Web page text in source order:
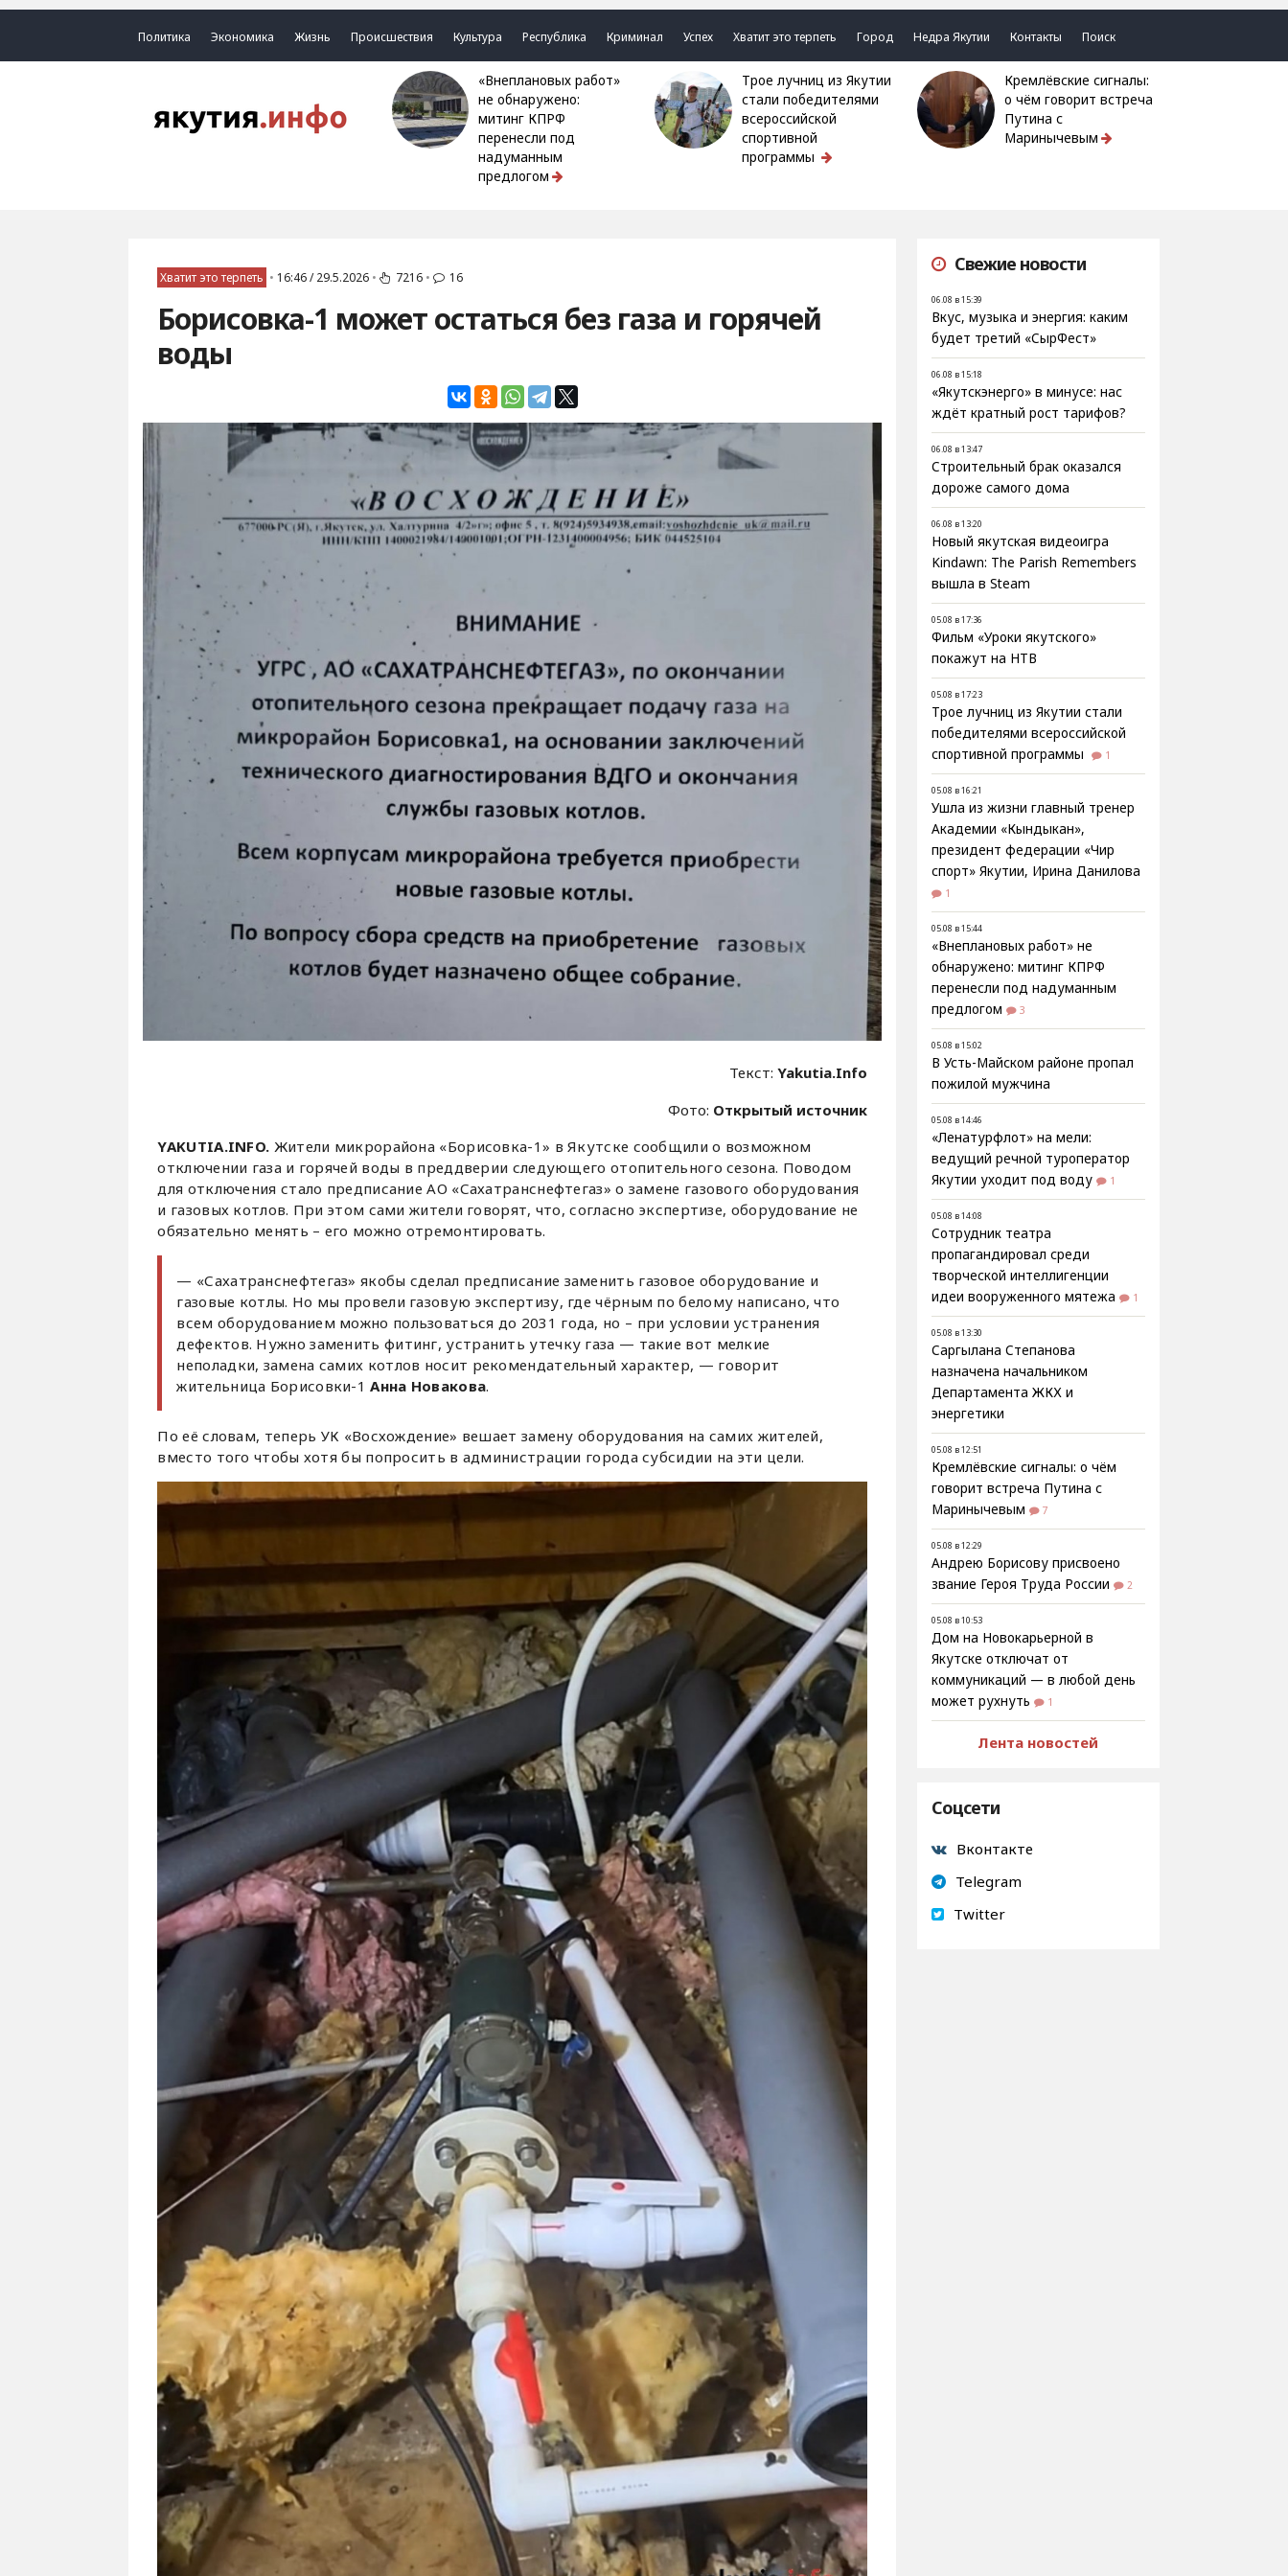
Политика Экономика Жизнь Происшествия Культура Республика Криминал Успех Хватит это терпеть Город Недра Якутии Контакты Поиск
«Внеплановых работ»
не обнаружено:
митинг КПРФ
перенесли под
надуманным
предлогом
Трое лучниц из Якутии
стали победителями
всероссийской
спортивной
программы
Кремлёвские сигналы:
о чём говорит встреча
Путина с
Маринычевым
Хватит это терпеть • 16:46 / 29.5.2026 • 7216 • 16
Борисовка-1 может остаться без газа и горячей
воды
Текст:Yakutia.Info
Фото: Открытый источник
YAKUTIA.INFO. Жители микрорайона «Борисовка-1» в Якутске сообщили о возможном
отключении газа и горячей воды в преддверии следующего отопительного сезона. Поводом
для отключения стало предписание АО «Сахатранснефтегаз» о замене газового оборудования
и газовых котлов. При этом сами жители говорят, что, согласно экспертизе, оборудование не
обязательно менять – его можно отремонтировать.
— «Сахатранснефтегаз» якобы сделал предписание заменить газовое оборудование и
газовые котлы. Но мы провели газовую экспертизу, где чёрным по белому написано, что
всем оборудованием можно пользоваться до 2031 года, но – при условии устранения
дефектов. Нужно заменить фитинг, устранить утечку газа — такие вот мелкие
неполадки, замена самих котлов носит рекомендательный характер, — говорит
жительница Борисовки-1Анна Новакова.
По её словам, теперь УК «Восхождение» вешает замену оборудования на самих жителей,
вместо того чтобы хотя бы попросить в администрации города субсидии на эти цели.
Свежие новости
06.08 в 15:39
Вкус, музыка и энергия: каким
будет третий «СырФест»
06.08 в 15:18
«Якутскэнерго» в минусе: нас
ждёт кратный рост тарифов?
06.08 в 13:47
Строительный брак оказался
дороже самого дома
06.08 в 13:20
Новый якутская видеоигра
Kindawn: The Parish Remembers
вышла в Steam
05.08 в 17:36
Фильм «Уроки якутского»
покажут на НТВ
05.08 в 17:23
Трое лучниц из Якутии стали
победителями всероссийской
спортивной программы
1
05.08 в 16:21
Ушла из жизни главный тренер
Академии «Кындыкан»,
президент федерации «Чир
спорт» Якутии, Ирина Данилова
1
05.08 в 15:44
«Внеплановых работ» не
обнаружено: митинг КПРФ
перенесли под надуманным
предлогом
3
05.08 в 15:02
В Усть-Майском районе пропал
пожилой мужчина
05.08 в 14:46
«Ленатурфлот» на мели:
ведущий речной туроператор
Якутии уходит под воду
1
05.08 в 14:08
Сотрудник театра
пропагандировал среди
творческой интеллигенции
идеи вооруженного мятежа
1
05.08 в 13:30
Саргылана Степанова
назначена начальником
Департамента ЖКХ и
энергетики
05.08 в 12:51
Кремлёвские сигналы: о чём
говорит встреча Путина с
Маринычевым
7
05.08 в 12:29
Андрею Борисову присвоено
звание Героя Труда России
2
05.08 в 10:53
Дом на Новокарьерной в
Якутске отключат от
коммуникаций — в любой день
может рухнуть
1
Лента новостей
Соцсети
Вконтакте
Telegram
Twitter